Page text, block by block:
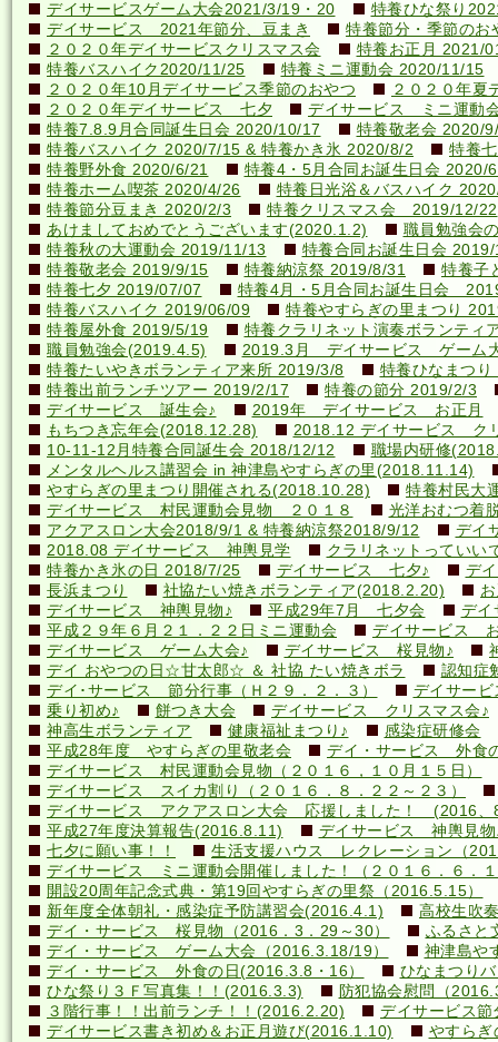
デイサービスゲーム大会2021/3/19・20
特養ひな祭り
デイサービス 2021年節分、豆まき
特養節分・季節の
２０２０年デイサービスクリスマス会
特養お正月 2021/
特養バスハイク2020/11/25
特養ミニ運動会 2020/11/15
２０２０年10月デイサービス季節のおやつ
２０２０年夏
２０２０年デイサービス 七夕
デイサービス ミニ運動
特養7.8.9月合同誕生日会 2020/10/17
特養敬老会 2020/
特養バスハイク 2020/7/15 & 特養かき氷 2020/8/2
特養
特養野外食 2020/6/21
特養4・5月合同お誕生日会 2020/
特養ホーム喫茶 2020/4/26
特養日光浴＆バスハイク
特養節分豆まき 2020/2/3
特養クリスマス会 2019/12/22
あけましておめでとうございます(2020.1.2)
職員勉強会
特養秋の大運動会 2019/11/13
特養合同お誕生日会
特養敬老会 2019/9/15
特養納涼祭 2019/8/31
特養子
特養七夕 2019/07/07
特養4月・5月合同お誕生日会
特養バスハイク 2019/06/09
特養やすらぎの里まつり
特養屋外食 2019/5/19
特養クラリネット演奏ボランティ
職員勉強会(2019.4.5)
2019.3月 デイサービス ゲーム
特養たいやきボランティア来所 2019/3/8
特養ひなまつ
特養出前ランチツアー 2019/2/17
特養の節分 2019/2/3
デイサービス 誕生会♪
2019年 デイサービス お正月
もちつき忘年会(2018.12.28)
2018.12 デイサービス ク
10-11-12月特養合同誕生会 2018/12/12
職場内研修
メンタルヘルス講習会 in 神津島やすらぎの里(2018.11.14)
やすらぎの里まつり開催される(2018.10.28)
特養村民大
デイサービス 村民運動会見物 ２０１８
光洋おむつ着
アクアスロン大会2018/9/1 & 特養納涼祭2018/9/12
デイ
2018.08 デイサービス 神輿見学
クラリネットってい
特養かき氷の日 2018/7/25
デイサービス 七夕♪
デ
長浜まつり
社協たい焼きボランティア(2018.2.20)
デイサービス 神輿見物♪
平成29年7月 七夕会
デイ
平成２９年６月２１．２２日ミニ運動会
デイサービス
デイサービス ゲーム大会♪
デイサービス 桜見物♪
デイ おやつの日☆甘太郎☆ ＆ 社協 たい焼きボラ
認知症
デイ･サービス 節分行事（Ｈ２９．２．３）
デイサー
乗り初め♪
餅つき大会
デイサービス クリスマス会♪
神高生ボランティア
健康福祉まつり♪
感染症研修会
平成28年度 やすらぎの里敬老会
デイ・サービス 外食
デイサービス 村民運動会見物（２０１６，１０月１５日）
デイサービス スイカ割り（２０１６．８．２２～２３）
デイサービス アクアスロン大会 応援しました！ (2016、
平成27年度決算報告(2016.8.11)
デイサービス 神輿見物
七夕に願い事！！
生活支援ハウス レクレーション（
デイサービス ミニ運動会開催しました！（２０１６．６．
開設20周年記念式典・第19回やすらぎの里祭（2016.5.15）
新年度全体朝礼・感染症予防講習会(2016.4.1)
高校生吹
デイ・サービス 桜見物（2016．3．29～30）
ふるさと
デイ・サービス ゲーム大会（2016.3.18/19）
神津島や
デイ・サービス 外食の日(2016.3.8・16）
ひなまつり
ひな祭り３Ｆ写真集！！(2016.3.3)
防犯協会慰問（
３階行事！！出前ランチ！！(2016.2.20)
デイサービス
デイサービス書き初め＆お正月遊び(2016.1.10)
やすら